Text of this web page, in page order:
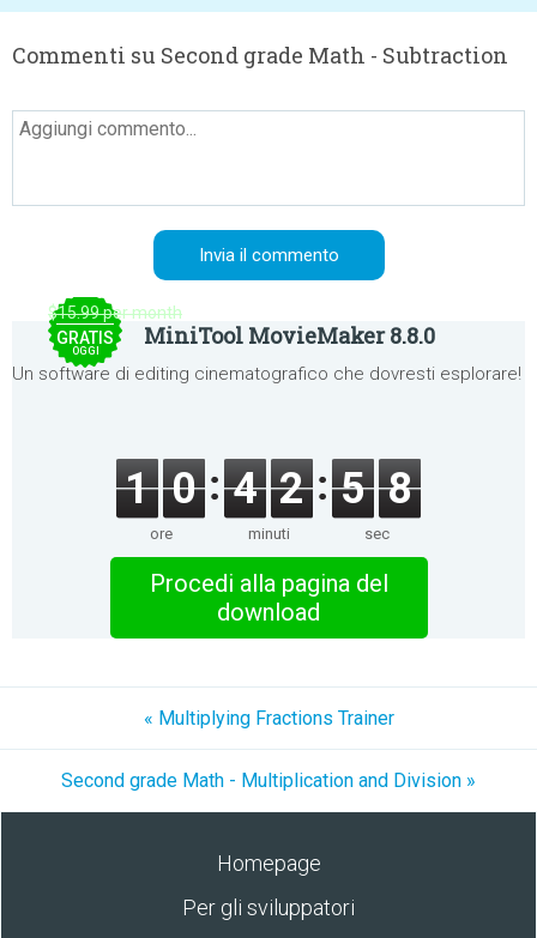
Commenti su Second grade Math - Subtraction
$15.99 per month
GRATIS
OGGI
MiniTool MovieMaker 8.8.0
Un software di editing cinematografico che dovresti esplorare!
1 0
ore
4 2
minuti
5 8
sec
Procedi alla pagina del
download
« Multiplying Fractions Trainer
Second grade Math - Multiplication and Division »
Homepage
Per gli sviluppatori